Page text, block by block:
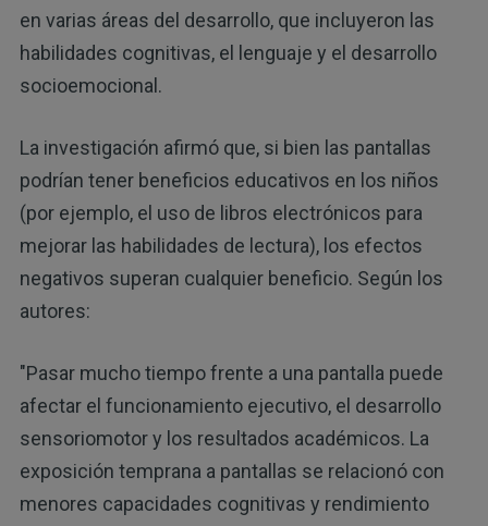
en varias áreas del desarrollo, que incluyeron las
habilidades cognitivas, el lenguaje y el desarrollo
socioemocional.
La investigación afirmó que, si bien las pantallas
podrían tener beneficios educativos en los niños
(por ejemplo, el uso de libros electrónicos para
mejorar las habilidades de lectura), los efectos
negativos superan cualquier beneficio. Según los
autores:
"Pasar mucho tiempo frente a una pantalla puede
afectar el funcionamiento ejecutivo, el desarrollo
sensoriomotor y los resultados académicos. La
exposición temprana a pantallas se relacionó con
menores capacidades cognitivas y rendimiento